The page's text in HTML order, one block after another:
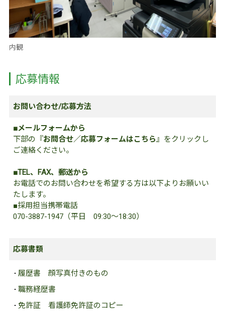
内観
応募情報
お問い合わせ/応募方法
■メールフォームから
下部の『お問合せ／応募フォームはこちら』をクリックし
ご連絡ください。
■TEL、FAX、郵送から
お電話でのお問い合わせを希望する方は以下よりお願いい
たします。
■採用担当携帯電話
070-3887-1947（平日 09:30～18:30）
応募書類
履歴書
顔写真付きのもの
職務経歴書
免許証
看護師免許証のコピー